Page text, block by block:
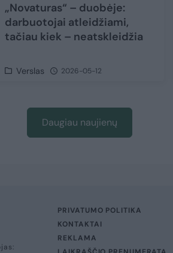
„Novaturas“ – duobėje:
darbuotojai atleidžiami,
tačiau kiek – neatskleidžia
Verslas 2026-05-12
Daugiau naujienų
PRIVATUMO POLITIKA
KONTAKTAI
REKLAMA